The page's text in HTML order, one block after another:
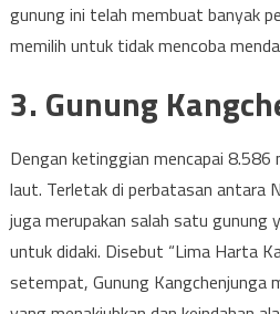
gunung ini telah membuat banyak
memilih untuk tidak mencoba
3. Gunung
Dengan ketinggian mencapai
laut. Terletak di perbatasan antara
juga merupakan salah satu gunung
untuk didaki. Disebut “Lima Harta
setempat, Gunung Kangchenjunga